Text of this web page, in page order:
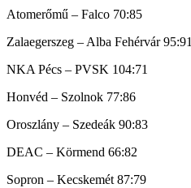
Atomerőmű – Falco 70:85
Zalaegerszeg – Alba Fehérvár 95:91
NKA Pécs – PVSK 104:71
Honvéd – Szolnok 77:86
Oroszlány – Szedeák 90:83
DEAC – Körmend 66:82
Sopron – Kecskemét 87:79